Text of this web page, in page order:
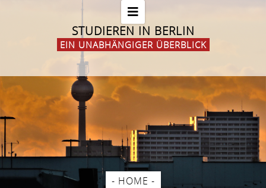
STUDIEREN IN BERLIN
EIN UNABHÄNGIGER ÜBERBLICK
- HOME -